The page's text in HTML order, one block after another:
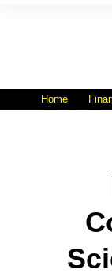
Home